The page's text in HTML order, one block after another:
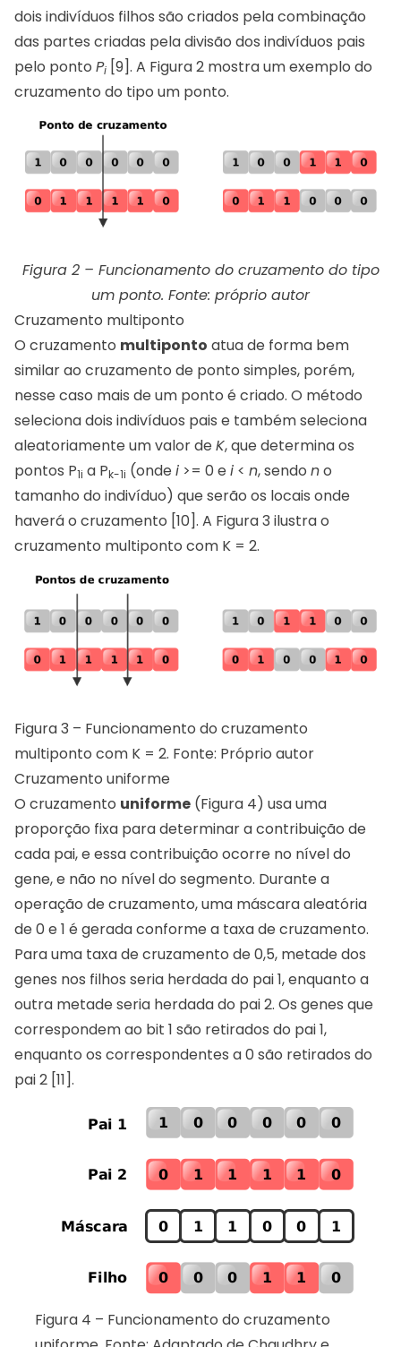
dois indivíduos filhos são criados pela combinação
das partes criadas pela divisão dos indivíduos pais
pelo ponto Pi [9]. A Figura 2 mostra um exemplo do
cruzamento do tipo um ponto.
Figura 2 – Funcionamento do cruzamento do tipo
um ponto. Fonte: próprio autor
Cruzamento multiponto
O cruzamento multiponto atua de forma bem
similar ao cruzamento de ponto simples, porém,
nesse caso mais de um ponto é criado. O método
seleciona dois indivíduos pais e também seleciona
aleatoriamente um valor de K, que determina os
pontos P1i a Pk-1i (onde i >= 0 e i < n, sendo no
tamanho do indivíduo) que serão os locais onde
haverá o cruzamento [10]. A Figura 3 ilustra o
cruzamento multiponto com K = 2.
Figura 3 – Funcionamento do cruzamento
multiponto com K = 2. Fonte: Próprio autor
Cruzamento uniforme
O cruzamento uniforme (Figura 4) usa uma
proporção fixa para determinar a contribuição de
cada pai, e essa contribuição ocorre no nível do
gene, e não no nível do segmento. Durante a
operação de cruzamento, uma máscara aleatória
de 0 e 1 é gerada conforme a taxa de cruzamento.
Para uma taxa de cruzamento de 0,5, metade dos
genes nos filhos seria herdada do pai 1, enquanto a
outra metade seria herdada do pai 2. Os genes que
correspondem ao bit 1 são retirados do pai 1,
enquanto os correspondentes a 0 são retirados do
pai 2 [11].
Figura 4 – Funcionamento do cruzamento